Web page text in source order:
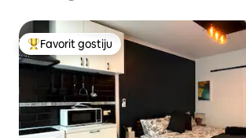
Glavni favorit gostiju
Favorit gostiju